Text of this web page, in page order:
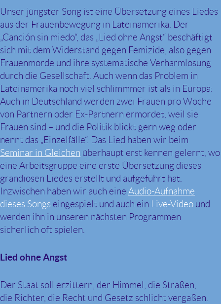
Unser jüngster Song ist eine Übersetzung eines Liedes
aus der Frauenbewegung in Lateinamerika. Der
„Canción sin miedo“, das „Lied ohne Angst“ beschäftigt
sich mit dem Widerstand gegen Femizide, also gegen
Frauenmorde und ihre systematische Verharmlosung
durch die Gesellschaft. Auch wenn das Problem in
Lateinamerika noch viel schlimmmer ist als in Europa:
Auch in Deutschland werden zwei Frauen pro Woche
von Partnern oder Ex-Partnern ermordet, weil sie
Frauen sind – und die Politik blickt gern weg oder
nennt das „Einzelfälle“. Das Lied haben wir beim
Seminar in Gleichen überhaupt erst kennen gelernt, wo
eine Arbeitsgruppe eine erste Übersetzung dieses
grandiosen Liedes erstellt und aufgeführt hat.
Inzwischen haben wir auch eine Audio-Aufnahme
dieses Songs eingespielt und auch ein Live-Video und
werden ihn in unseren nächsten Programmen
sicherlich oft spielen.
Lied ohne Angst
Der Staat soll erzittern, der Himmel, die Straßen,
die Richter, die Recht und Gesetz schlicht vergaßen.